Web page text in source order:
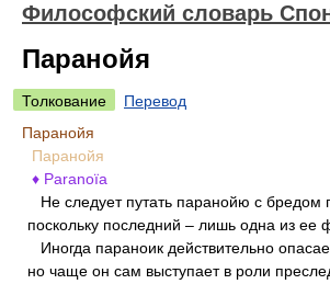
Философский словарь
Паранойя
Толкование
Перевод
Паранойя
Паранойя
♦ Paranoïa
Не следует путать паранойю с бредом
поскольку последний – лишь одна из ее
Иногда параноик действительно
но чаще он сам выступает в роли